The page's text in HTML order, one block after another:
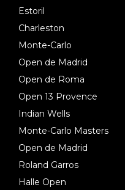
Estoril
Charleston
Monte-Carlo
Open de Madrid
Open de Roma
Open 13 Provence
Indian Wells
Monte-Carlo Masters
Open de Madrid
Roland Garros
Halle Open